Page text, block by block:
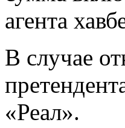
агента
В случае
«Реал».